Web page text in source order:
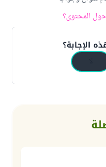
المحتوى؟
الإجابة؟